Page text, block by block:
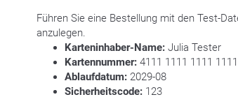
Führen Sie eine Bestellung mit den Test-
anzulegen.
Karteninhaber-Name: Julia Tester
Kartennummer: 4111 1111 1111 1111
Ablaufdatum: 2029-08
Sicherheitscode: 123